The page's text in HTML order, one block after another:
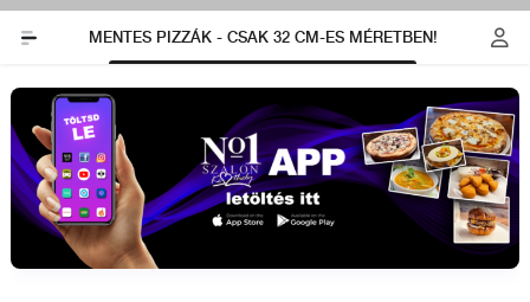
MENTES PIZZÁK - CSAK 32 CM-ES MÉRETBEN!